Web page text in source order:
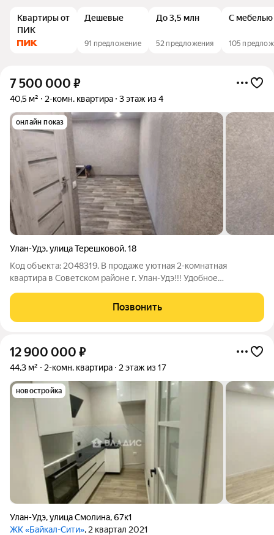
Квартиры от
ПИК
Дешевые
91 предложение
До 3,5 млн
52 предложения
С мебелью
105
7 500 000 ₽
40,5 м² 2-комн. квартира 3 этаж из 4
онлайн показ
Улан-Удэ,улица Терешковой,18
Код объекта: 2048319. В продаже уютная 2-комнатная
квaртиpа в Советском районе г. Улан-Удэ!!! Удобное
высокой плотностью жилой застройки, административными
зданиями и удобным доступом к общественному
Позвонить
12 900 000 ₽
44,3 м² 2-комн. квартира 2 этаж из 17
новостройка
Улан-Удэ,улица Смолина,67к1
ЖК «Байкал-Сити», 2 квартал 2021